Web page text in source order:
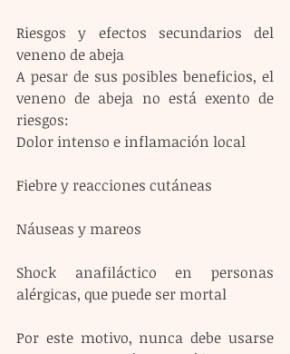
Riesgos y efectos secundarios del
veneno de abeja
A pesar de sus posibles beneficios, el
veneno de abeja no está exento de
riesgos:
Dolor intenso e inflamación local
Fiebre y reacciones cutáneas
Náuseas y mareos
Shock anafiláctico en personas
alérgicas, que puede ser mortal
Por este motivo, nunca debe usarse